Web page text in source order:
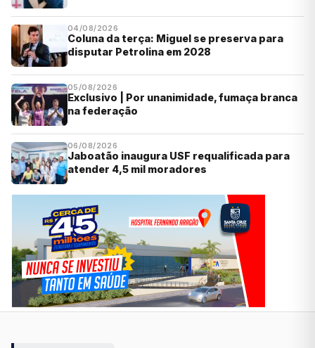
04/08/2026
Coluna da terça: Miguel se preserva para
disputar Petrolina em 2028
05/08/2026
Exclusivo | Por unanimidade, fumaça branca
na federação
06/08/2026
Jaboatão inaugura USF requalificada para
atender 4,5 mil moradores